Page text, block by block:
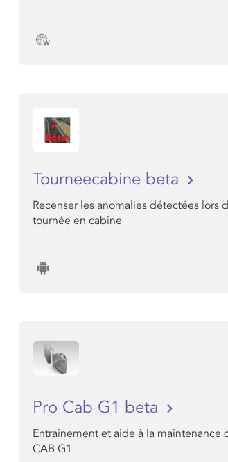
Tourneecabine beta
Recenser les anomalies détectées lors
tournée en cabine
Pro Cab G1 beta
Entrainement et aide à la maintenance
CAB G1